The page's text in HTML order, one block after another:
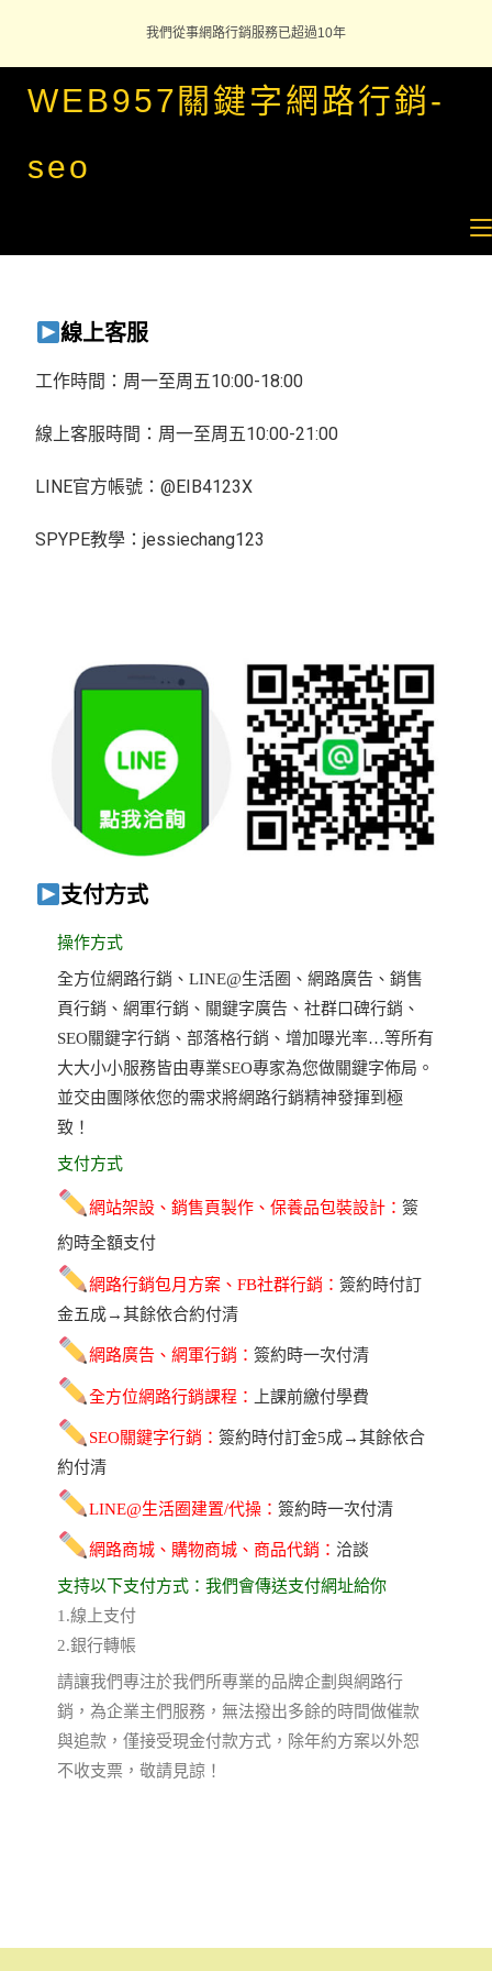
我們從事網路行銷服務已超過10年
WEB957關鍵字網路行銷-
seo
線上客服
工作時間：周一至周五10:00-18:00
線上客服時間：周一至周五10:00-21:00
LINE官方帳號：@EIB4123X
SPYPE教學：jessiechang123
支付方式
操作方式
全方位網路行銷、LINE@生活圈、網路廣告、銷售
頁行銷 、網軍行銷 、關鍵字廣告 、社群口碑行銷 、
SEO關鍵字行銷 、部落格行銷、增加曝光率…等所有
大大小小服務皆由專業SEO專家為您做關鍵字佈局。
並交由團隊依您的需求將網路行銷精神發揮到極
致！
支付方式
網站架設、銷售頁製作、保養品包裝設計： 簽
約時全額支付
網路行銷包月方案、FB社群行銷： 簽約時付訂
金五成→其餘依合約付清
網路廣告、網軍行銷： 簽約時一次付清
全方位網路行銷課程： 上課前繳付學費
SEO關鍵字行銷： 簽約時付訂金5成→其餘依合
約付清
LINE@生活圈建置/代操： 簽約時一次付清
網路商城、購物商城、 商品代銷： 洽談
支持以下支付方式：我們會傳送支付網址給你
1.線上支付
2.銀行轉帳
請讓我們專注於我們所專業的品牌企劃與網路行
銷，為企業主們服務， 無法撥出多餘的時間做催款
與追款，僅接受現金付款方式，除年約方案以外恕
不收支票，敬請見諒！